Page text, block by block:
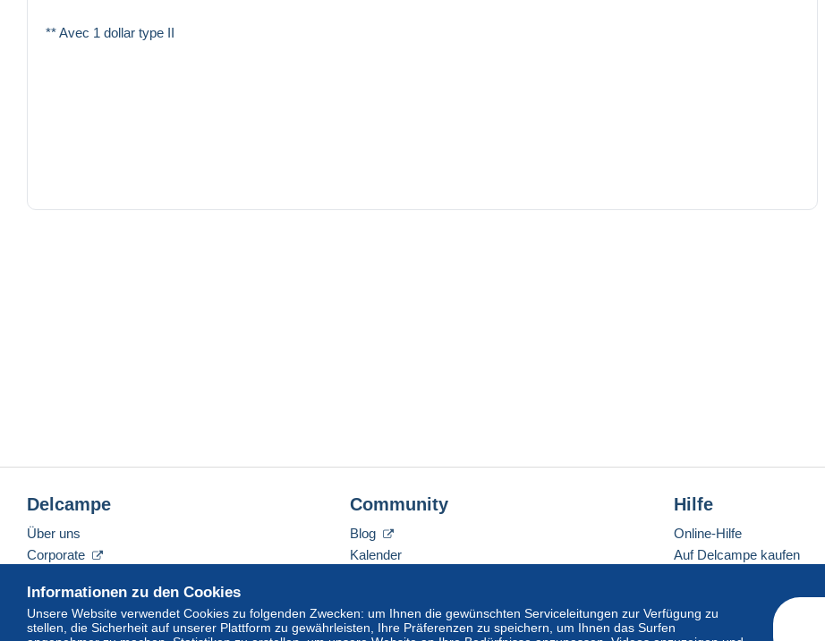
** Avec 1 dollar type II
Informationen zu den Cookies
Unsere Website verwendet Cookies zu folgenden Zwecken: um Ihnen die gewünschten Serviceleitungen zur Verfügung zu
stellen, die Sicherheit auf unserer Plattform zu gewährleisten, Ihre Präferenzen zu speichern, um Ihnen das Surfen
Delcampe
Über uns
Corporate
Nehmen Sie Kontakt mit uns auf
Community
Blog
Kalender
Hilfe
Online-Hilfe
Auf Delcampe kaufen
Eine sichere Website